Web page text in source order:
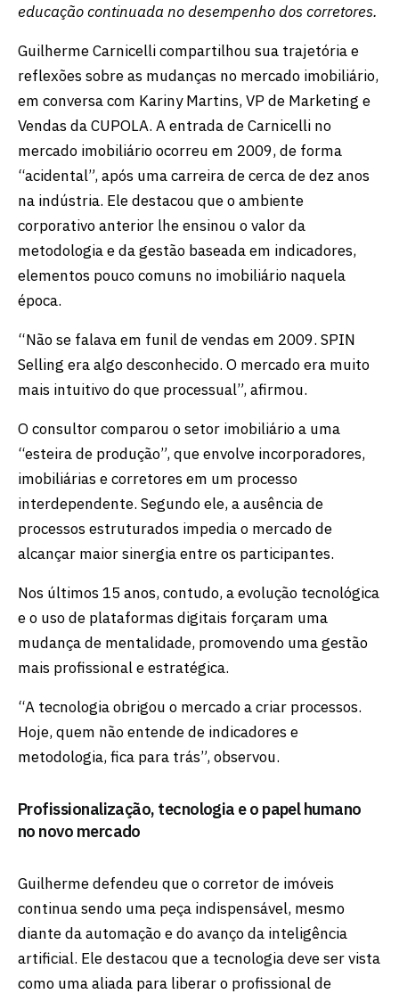
educação continuada no desempenho dos corretores.
Guilherme Carnicelli compartilhou sua trajetória e
reflexões sobre as mudanças no mercado imobiliário,
em conversa com Kariny Martins, VP de Marketing e
Vendas da CUPOLA. A entrada de Carnicelli no
mercado imobiliário ocorreu em 2009, de forma
“acidental”, após uma carreira de cerca de dez anos
na indústria. Ele destacou que o ambiente
corporativo anterior lhe ensinou o valor da
metodologia e da gestão baseada em indicadores,
elementos pouco comuns no imobiliário naquela
época.
“Não se falava em funil de vendas em 2009. SPIN
Selling era algo desconhecido. O mercado era muito
mais intuitivo do que processual”, afirmou.
O consultor comparou o setor imobiliário a uma
“esteira de produção”, que envolve incorporadores,
imobiliárias e corretores em um processo
interdependente. Segundo ele, a ausência de
processos estruturados impedia o mercado de
alcançar maior sinergia entre os participantes.
Nos últimos 15 anos, contudo, a evolução tecnológica
e o uso de plataformas digitais forçaram uma
mudança de mentalidade, promovendo uma gestão
mais profissional e estratégica.
“A tecnologia obrigou o mercado a criar processos.
Hoje, quem não entende de indicadores e
metodologia, fica para trás”, observou.
Profissionalização, tecnologia e o papel humano
no novo mercado
Guilherme defendeu que o corretor de imóveis
continua sendo uma peça indispensável, mesmo
diante da automação e do avanço da inteligência
artificial. Ele destacou que a tecnologia deve ser vista
como uma aliada para liberar o profissional de